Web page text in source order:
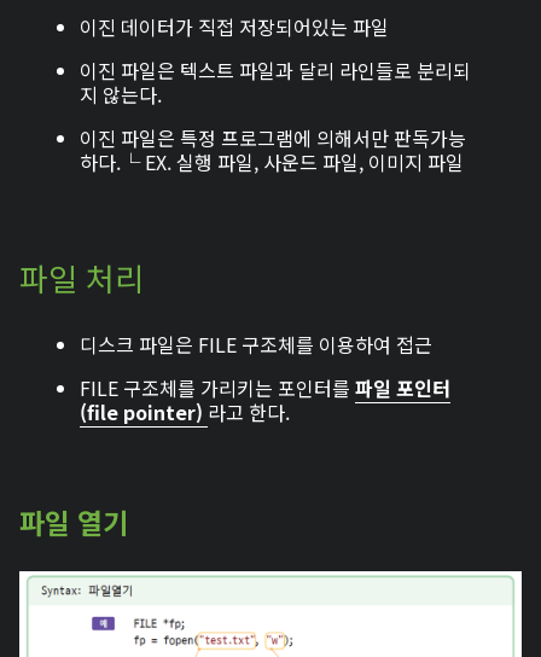
이진 데이터가 직접 저장되어있는 파일
이진 파일은 텍스트 파일과 달리 라인들로 분리되
지 않는다.
이진 파일은 특정 프로그램에 의해서만 판독가능
하다.└ EX. 실행 파일, 사운드 파일, 이미지 파일
파일 처리
디스크 파일은 FILE 구조체를 이용하여 접근
FILE 구조체를 가리키는 포인터를 파일 포인터
(file pointer) 라고 한다.
파일 열기